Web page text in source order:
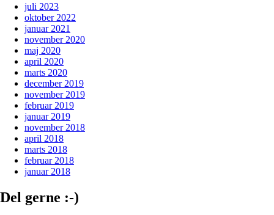
juli 2023
oktober 2022
januar 2021
november 2020
maj 2020
april 2020
marts 2020
december 2019
november 2019
februar 2019
januar 2019
november 2018
april 2018
marts 2018
februar 2018
januar 2018
Del gerne :-)